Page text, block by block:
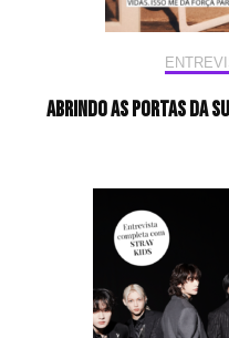
Abrindo as portas da